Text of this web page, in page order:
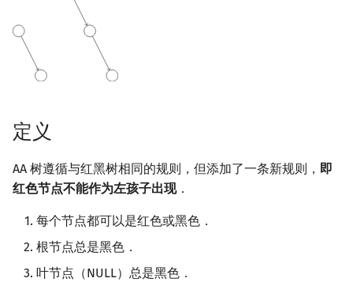
其它 DP 方法
回文树
最小表示法
Lyndon 分解
Main–Lorentz 算法
高次剩余 & 单位根
概率论
数值算法
序理论
杨氏矩阵
拟阵
欧拉图
二分图
平面图
弦图
图的着色
Kahan 求和
空间优化简介
定义
AA 树遵循与红黑树相同的规则，但添加了一条新规则， 即
红色节点不能作为左孩子出现．
每个节点都可以是红色或黑色．
根节点总是黑色．
叶节点（NULL）总是黑色．